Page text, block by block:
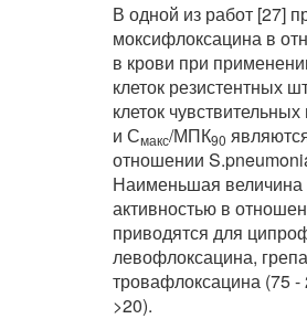
В одной из работ [27]
моксифлоксацина в
в крови при
клеток резистентных
клеток
и Смакс/МПК90
отношении
Наименьшая величина
активностью в
приводятся для
левофлоксацина,
тровафлоксацина (75
>20).